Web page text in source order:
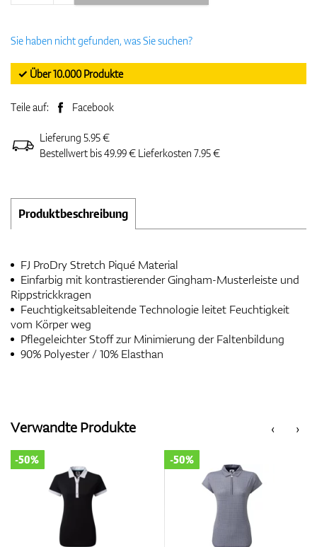
Sie haben nicht gefunden, was Sie suchen?
✓ Über 10.000 Produkte
Teile auf: Facebook
Lieferung 5.95 €
Bestellwert bis 49.99 € Lieferkosten 7.95 €
Produktbeschreibung
FJ ProDry Stretch Piqué Material
Einfarbig mit kontrastierender Gingham-Musterleiste und
Rippstrickkragen
Feuchtigkeitsableitende Technologie leitet Feuchtigkeit
vom Körper weg
Pflegeleichter Stoff zur Minimierung der Faltenbildung
90% Polyester / 10% Elasthan
‹
Verwandte Produkte ›
-50% -50%